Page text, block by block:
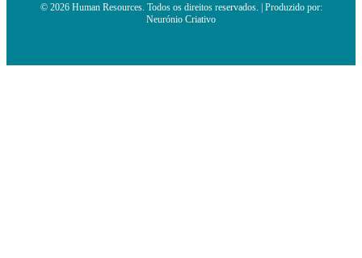
© 2026 Human Resources. Todos os direitos reservados. | Produzido por:
Neurónio Criativo